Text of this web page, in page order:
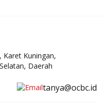
Karet Kuningan,
Daerah
tanya@ocbc.id